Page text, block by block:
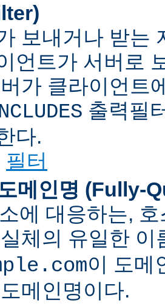
보내거나 받는
언트가 서버로
가 클라이언트
출력필
다.
필터
메인명 (Fully-
에 대응하는,
체의 유일한
이 도메
메인명이다.